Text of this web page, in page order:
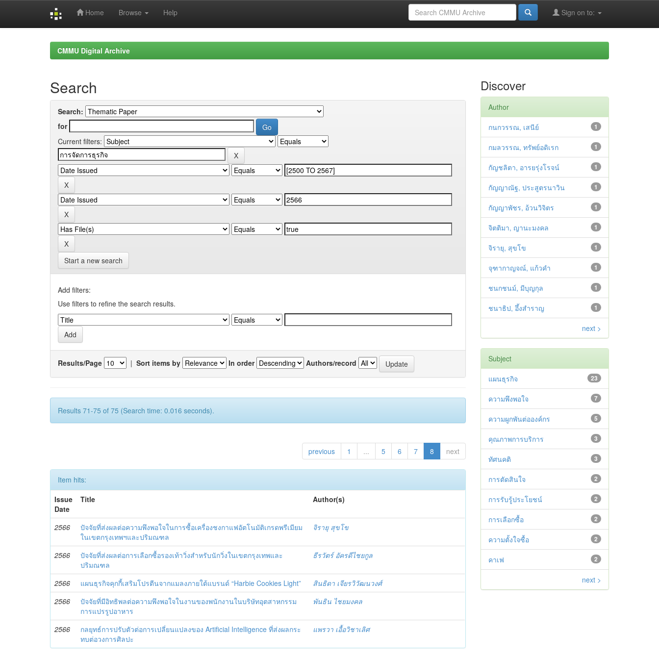
Home Browse Help Sign on to:
CMMU Digital Archive
Search
Search:
for
Current filters:
Start a new search
Add filters:
Use filters to refine the search results.
Results/Page | Sort items by In order Authors/record
Results 71-75 of 75 (Search time: 0.016 seconds).
previous 1 ... 5 6 7 8 next
Item hits:
Issue
Date
Title Author(s)
2566
ปัจจัยที่ส่งผลต่อความพึงพอใจในการซื้อเครื่องชงกาแฟอัตโนมัติเกรดพรีเมียม
ในเขตกรุงเทพฯและปริมณฑล
จิรายุ สุขโข
2566
ปัจจัยที่ส่งผลต่อการเลือกซื้อรองเท้าวิ่งสำหรับนักวิ่งในเขตกรุงเทพและ
ปริมณฑล
ธีรวัตร์ อัครดีไชยกูล
2566 แผนธุรกิจคุกกี้เสริมโปรตีนจากแมลงภายใต้แบรนด์ “Harbie Cookies Light”
สินธิดา เจียรวิวัฒนวงศ์
2566
ปัจจัยที่มีอิทธิพลต่อความพึงพอใจในงานของพนักงานในบริษัทอุตสาหกรรม
การแปรรูปอาหาร
พันธิน ไชยมงคล
2566
กลยุทธ์การปรับตัวต่อการเปลี่ยนแปลงของ Artificial Intelligence ที่ส่งผลกระ
ทบต่อวงการศิลปะ
แพรวา เอื้อวิชาเลิศ
Discover
Author
1
กนกวรรณ, เสนีย์
1
กมลวรรณ, ทรัพย์อดิเรก
1
กัญชลิตา, อารยรุ่งโรจน์
1
กัญญาณัฐ, ประสูตรนาวิน
1
กัญญาพัชร, อ้วนวิจิตร
1
จิตติมา, ญานะมงคล
1
จิรายุ, สุขโข
1
จุฑากาญจณ์, แก้วคำ
1
ชนกชนม์, มีบุญกุล
1
ชนาธิป, อึ้งสำราญ
next >
Subject
23
แผนธุรกิจ
7
ความพึงพอใจ
5
ความผูกพันต่อองค์กร
3
คุณภาพการบริการ
3
ทัศนคติ
2
การตัดสินใจ
2
การรับรู้ประโยชน์
2
การเลือกซื้อ
2
ความตั้งใจซื้อ
2
คาเฟ
next >